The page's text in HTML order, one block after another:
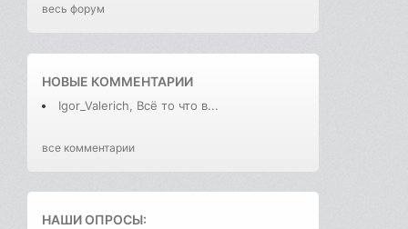
весь форум
НОВЫЕ КОММЕНТАРИИ
Igor_Valerich, Всё то что в...
все комментарии
НАШИ ОПРОСЫ: